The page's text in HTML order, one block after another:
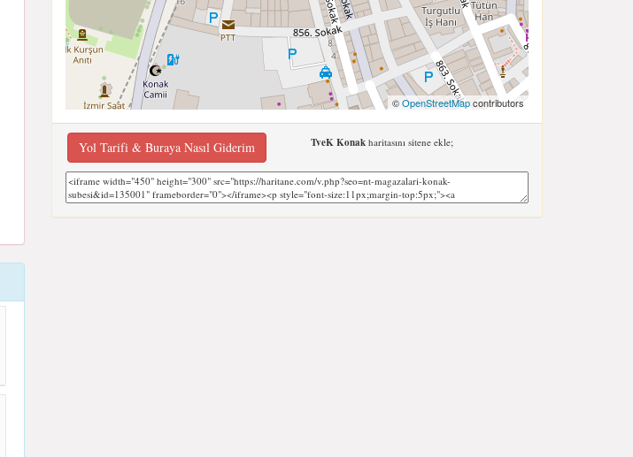
©OpenStreetMapcontributors
Yol Tarifi & Buraya Nasıl Giderim TveK Konakharitasını sitene ekle;